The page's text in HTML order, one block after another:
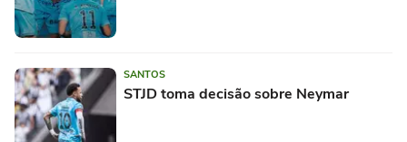
SANTOS
STJD toma decisão sobre Neymar